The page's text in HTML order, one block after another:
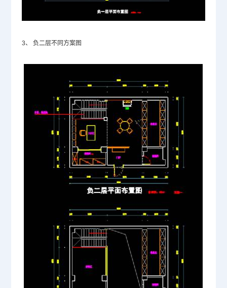
3、 负二层不同方案图